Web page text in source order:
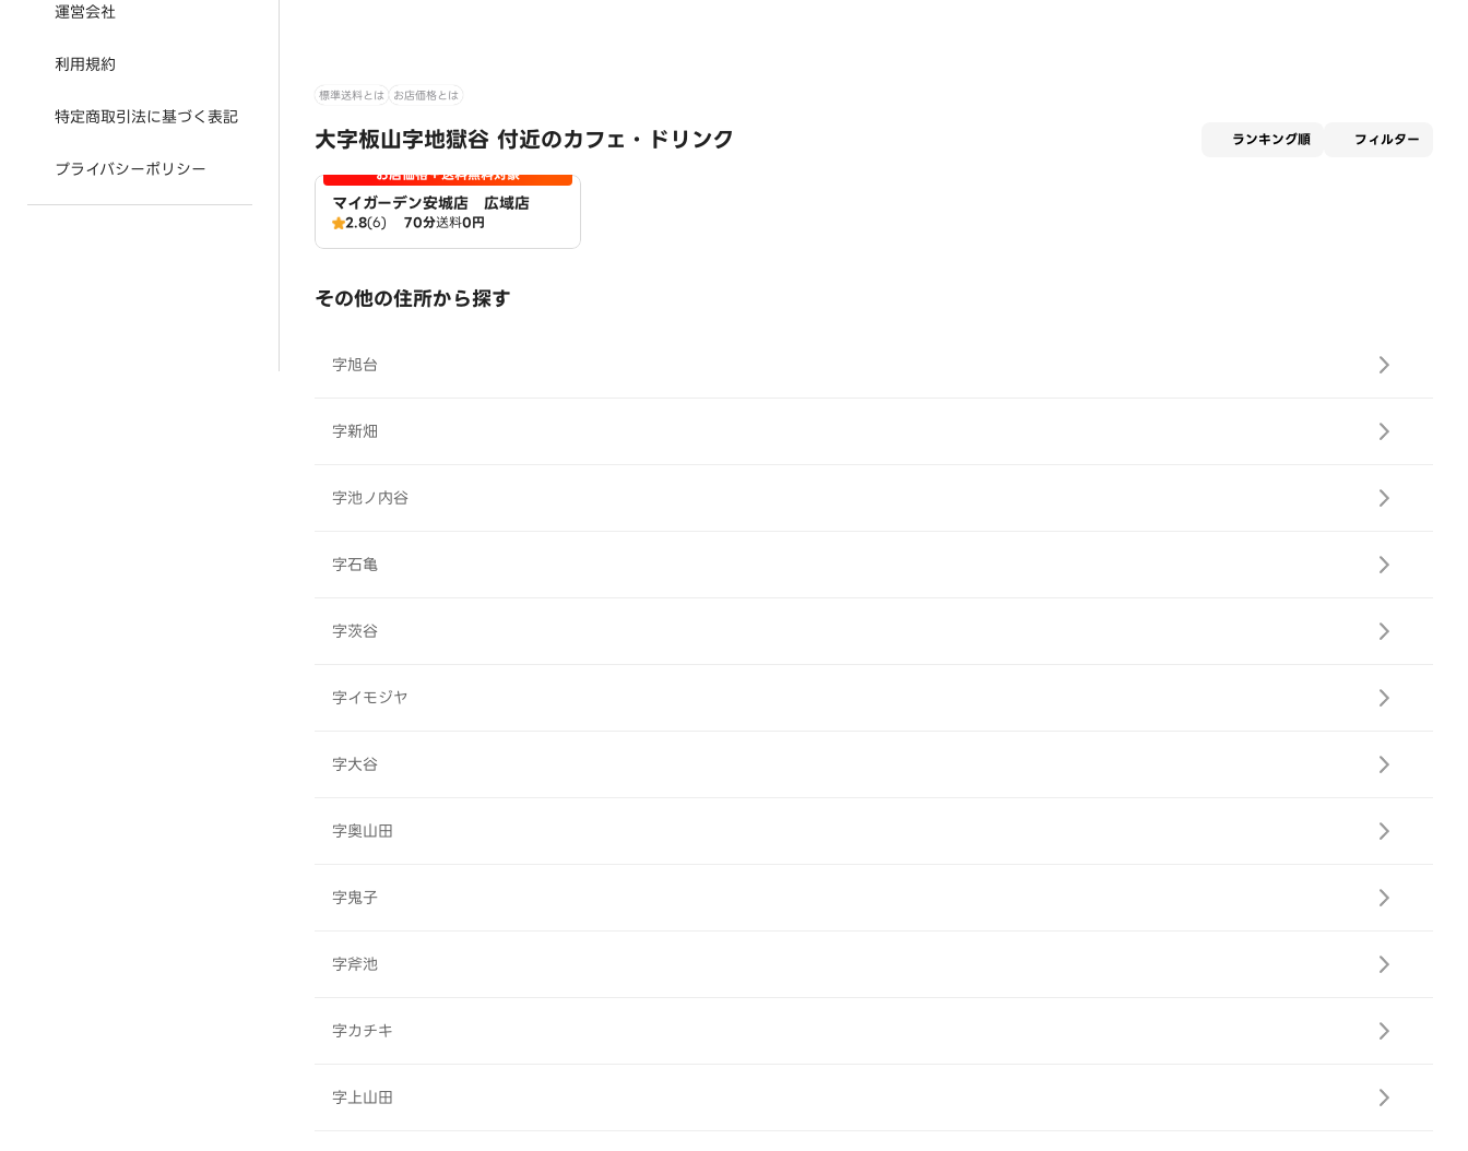
運営会社
利用規約
特定商取引法に基づく表記
プライバシーポリシー
標準送料とは お店価格とは
大字板山字地獄谷 付近のカフェ・ドリンク ランキング順 フィルター
お店価格＋送料無料対象
マイガーデン安城店 広域店
2.8(6) 70分送料0円
その他の住所から探す
字旭台
字新畑
字池ノ内谷
字石亀
字茨谷
字イモジヤ
字大谷
字奥山田
字鬼子
字斧池
字カチキ
字上山田